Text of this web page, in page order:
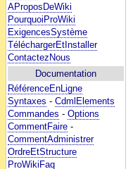
AProposDeWiki
PourquoiProWiki
ExigencesSystème
TéléchargerEtInstaller
ContactezNous
Documentation
RéférenceEnLigne
Syntaxes - CdmlElements
Commandes - Options
CommentFaire -
CommentAdministrer
OrdreEtStructure
ProWikiFaq